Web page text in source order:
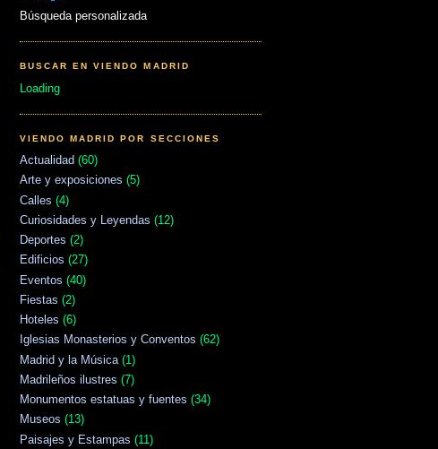
Búsqueda personalizada
BUSCAR EN VIENDO MADRID
Loading
VIENDO MADRID POR SECCIONES
Actualidad (60)
Arte y exposiciones (5)
Calles (4)
Curiosidades y Leyendas (12)
Deportes (2)
Edificios (27)
Eventos (40)
Fiestas (2)
Hoteles (6)
Iglesias Monasterios y Conventos (62)
Madrid y la Música (1)
Madrileños ilustres (7)
Monumentos estatuas y fuentes (34)
Museos (13)
Paisajes y Estampas (11)